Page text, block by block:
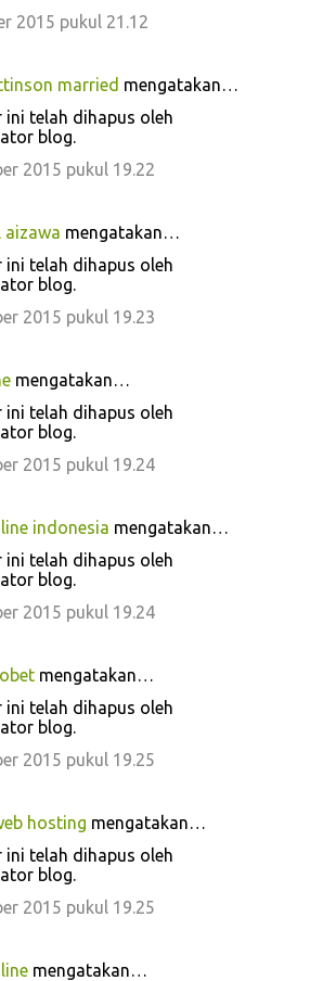
2015 pukul 21.12
married mengatakan…
ini telah dihapus oleh
blog.
2015 pukul 19.22
mengatakan…
ini telah dihapus oleh
blog.
2015 pukul 19.23
mengatakan…
ini telah dihapus oleh
blog.
2015 pukul 19.24
indonesia mengatakan…
ini telah dihapus oleh
blog.
2015 pukul 19.24
mengatakan…
ini telah dihapus oleh
blog.
2015 pukul 19.25
hosting mengatakan…
ini telah dihapus oleh
blog.
2015 pukul 19.25
mengatakan…